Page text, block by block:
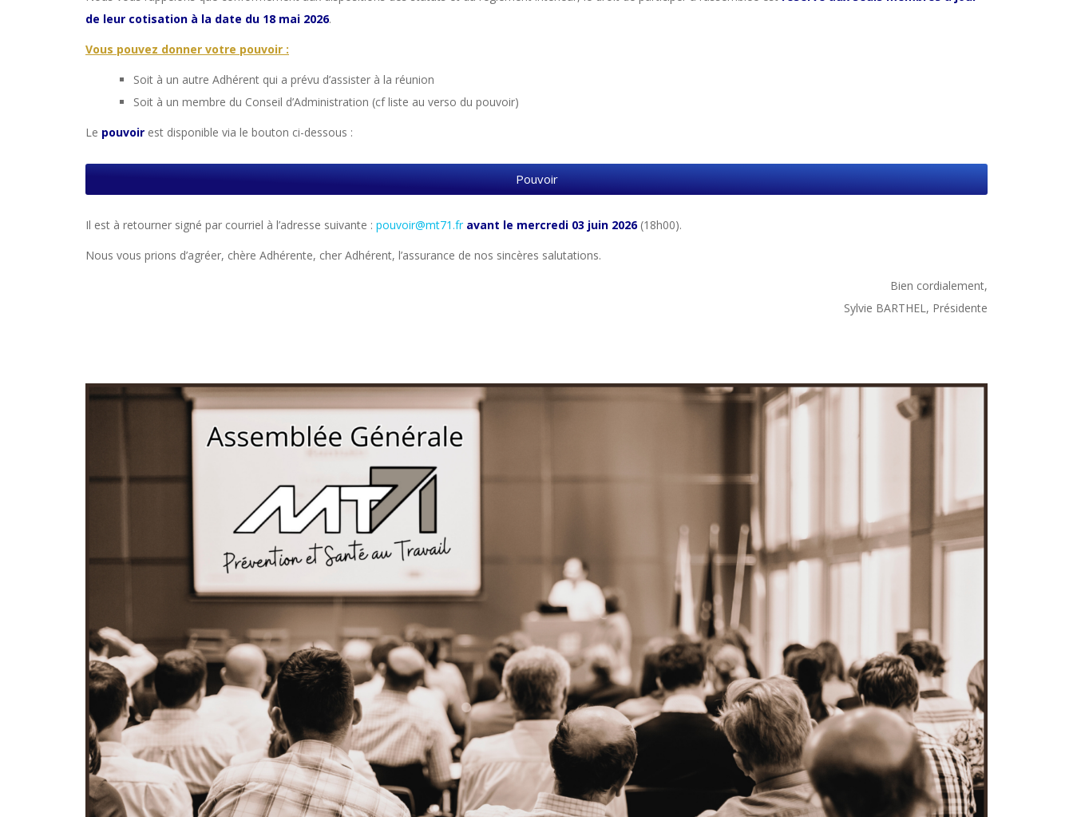
de leur cotisation à la date du 18 mai 2026.
Vous pouvez donner votre pouvoir :
Soit à un autre Adhérent qui a prévu d’assister à la réunion
Soit à un membre du Conseil d’Administration (cf liste au verso du pouvoir)
Le pouvoir est disponible via le bouton ci-dessous :
Pouvoir
Il est à retourner signé par courriel à l’adresse suivante : pouvoir@mt71.fr avant le mercredi 03 juin 2026(18h00).
Nous vous prions d’agréer, chère Adhérente, cher Adhérent, l’assurance de nos sincères salutations.
Bien cordialement,
Sylvie BARTHEL, Présidente